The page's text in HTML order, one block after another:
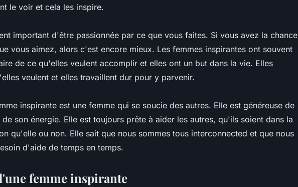
le voir et cela les inspire.
important d'être passionnée par ce que vous faites. Si vous avez la chance
vous aimez, alors c'est encore mieux. Les femmes inspirantes ont souvent
de ce qu'elles veulent accomplir et elles ont un but dans la vie. Elles
veulent et elles travaillent dur pour y parvenir.
inspirante est une femme qui se soucie des autres. Elle est généreuse de
de son énergie. Elle est toujours prête à aider les autres, qu'ils soient dans la
qu'elle ou non. Elle sait que nous sommes tous interconnected et que nous
d'aide de temps en temps.
femme inspirante